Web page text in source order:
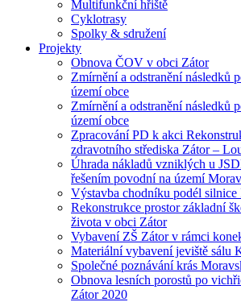
Multifunkční hřiště
Cyklotrasy
Spolky & sdružení
Projekty
Obnova ČOV v obci Zátor
Zmírnění a odstranění následků
území obce
Zmírnění a odstranění následků
území obce
Zpracování PD k akci
zdravotního střediska Zátor –
Úhrada nákladů vzniklých u
řešením povodní na území
Výstavba chodníku podél silnice
Rekonstrukce prostor základní
života v obci Zátor
Vybavení ZŠ Zátor v rámci
Materiální vybavení jeviště sálu
Společné poznávání krás
Obnova lesních porostů po
Zátor 2020